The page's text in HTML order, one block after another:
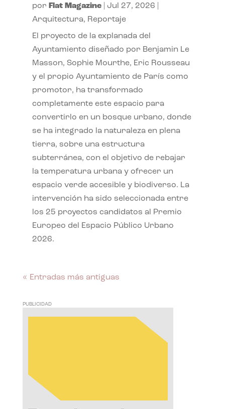
por Flat Magazine| Jul 27, 2026
Arquitectura, Reportaje
El proyecto de la explanada del
Ayuntamiento diseñado por Benjamin Le
Masson, Sophie Mourthe, Eric Rousseau
y el propio Ayuntamiento de París como
promotor, ha transformado
completamente este espacio para
convertirlo en un bosque urbano, donde
se ha integrado la naturaleza en plena
tierra, sobre una estructura
subterránea, con el objetivo de rebajar
la temperatura urbana y ofrecer un
espacio verde accesible y biodiverso. La
intervención ha sido seleccionada entre
los 25 proyectos candidatos al Premio
Europeo del Espacio Público Urbano
2026.
« Entradas más antiguas
PUBLICIDAD